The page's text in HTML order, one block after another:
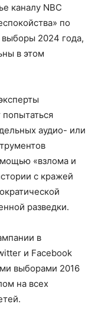
каналу NBC
по
2024 года,
в этом
аудио- или
«взлома и
с кражей
разведки.
в
и Facebook
выборами 2016
на всех